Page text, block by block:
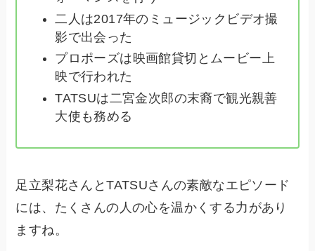
二人は2017年のミュージックビデオ撮
影で出会った
プロポーズは映画館貸切とムービー上
映で行われた
TATSUは二宮金次郎の末裔で観光親善
大使も務める
足立梨花さんとTATSUさんの素敵なエピソード
には、たくさんの人の心を温かくする力があり
ますね。